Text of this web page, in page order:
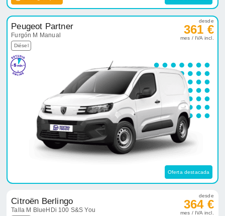
Peugeot Partner
Furgón M Manual
Diésel
desde
361 €
mes / IVA incl.
Oferta destacada
Citroën Berlingo
Talla M BlueHDi 100 S&S You
desde
364 €
mes / IVA incl.